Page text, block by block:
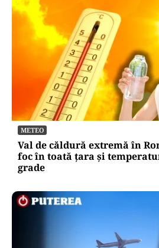
METEO
Val de căldură extremă în
foc în toată țara și
grade